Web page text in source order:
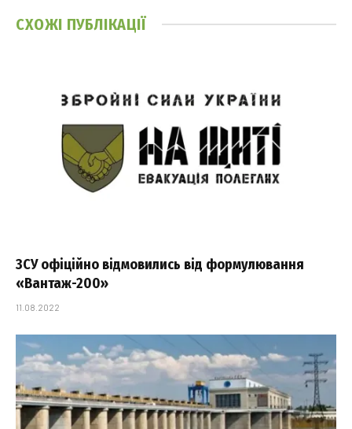
СХОЖІ ПУБЛІКАЦІЇ
ЗСУ офіційно відмовились від формулювання
«Вантаж-200»
11.08.2022